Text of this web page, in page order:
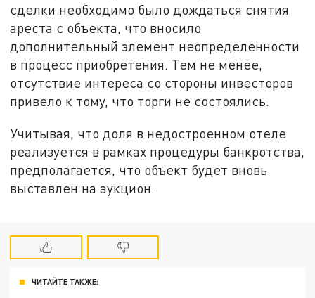
сделки необходимо было дождаться снятия
ареста с объекта, что вносило
дополнительный элемент неопределенности
в процесс приобретения. Тем не менее,
отсутствие интереса со стороны инвесторов
привело к тому, что торги не состоялись.
Учитывая, что доля в недостроенном отеле
реализуется в рамках процедуры банкротства,
предполагается, что объект будет вновь
выставлен на аукцион.
ЧИТАЙТЕ ТАКЖЕ: